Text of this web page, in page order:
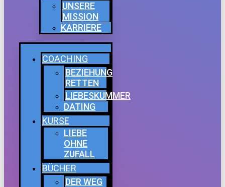
UNSERE
MISSION
KARRIERE
COACHING
BEZIEHUNG
RETTEN
LIEBESKUMMER
DATING
KURSE
LIEBE
OHNE
ZUFALL
BÜCHER
DER WEG